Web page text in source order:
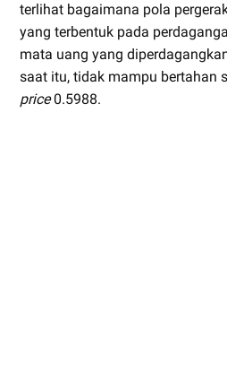
terlihat bagaimana pola
yang terbentuk pada
mata uang yang
saat itu, tidak mampu bertahan
price0.5988.